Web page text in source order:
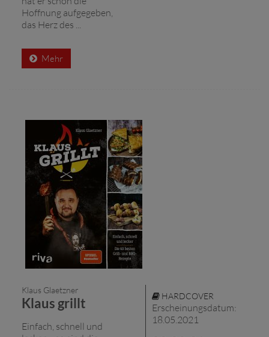
Hoffnung aufgegeben,
das Herz des ...
Mehr
Klaus Glaetzner
Klaus grillt
Einfach, schnell und
HARDCOVER
Erscheinungsdatum:
18.05.2021